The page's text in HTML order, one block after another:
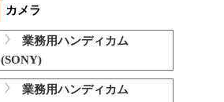
カメラ
業務用ハンディカム
(SONY)
業務用ハンディカム